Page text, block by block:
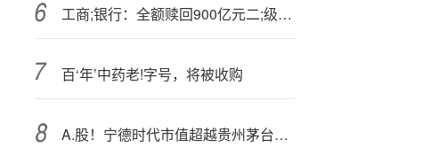
工商;银行：全额赎回900亿元二;级资本债券
百‘年’中药老!字号，将被收购
A.股！宁德时代市值超越贵州茅台，两大板块集体拉涨！